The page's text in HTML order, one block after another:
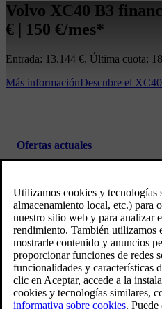
Volvo XC40 B3
€ | 150 €/mes*
Entrada: 13.144 €. Última cuota:
Más informaciónDescubre el XC40
Ofertas actuales
Ve las ofertas y obtén el mejor
Stock de vehículos nuevos
Ve lo que está en stock y listo